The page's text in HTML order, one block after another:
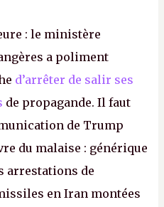
: le ministère
a poliment
d’arrêter de salir ses
de propagande. Il faut
de Trump
du malaise : générique
arrestations de
en Iran montées